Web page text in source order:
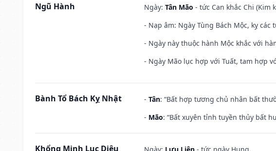
Ngũ Hành Ngày: Tân Mão - tức Can khắc Chi (Kim
- Nạp âm: Ngày Tùng Bách Mộc, kỵ các
- Ngày này thuộc hành Mộc khắc với
- Ngày Mão lục hợp với Tuất, tam hợp
Bành Tổ Bách Kỵ Nhật - Tân: “Bất hợp tương chủ nhân bất
- Mão: “Bất xuyên tỉnh tuyền thủy bất
Khổng Minh Lục Diệu